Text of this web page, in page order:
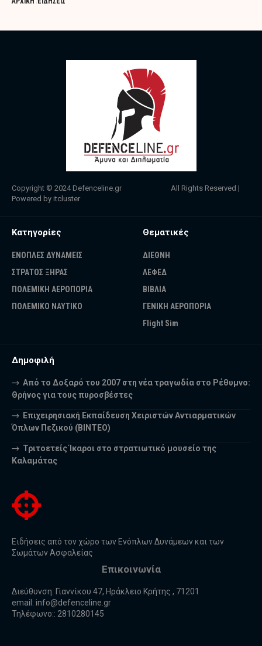
Copyright © 2024 Defenceline.gr All Rights Reserved |
Powered by itcluster
Κατηγορίες
ΕΝΟΠΛΕΣ ΔΥΝΑΜΕΙΣ
ΣΤΡΑΤΟΣ ΞΗΡΑΣ
ΠΟΛΕΜΙΚΗ ΑΕΡΟΠΟΡΙΑ
ΠΟΛΕΜΙΚΟ ΝΑΥΤΙΚΟ
Θεματικές
ΔΙΕΘΝΗ
ΛΕΦΕΔ
ΒΙΒΛΙΑ
ΓΕΝΙΚΗ ΑΕΡΟΠΟΡΙΑ
Flight Sim
Δημοφιλή
Από το Δοξαρό του 2007 στη νέα τραγωδία στο Ρέθυμνο:
Θρήνος για τους πυροσβέστες
Επιχειρησιακή Εκπαίδευση Χειριστών Αντιαρματικών
Όπλων Πεζικού (ΒΙΝΤΕΟ)
Τριτοετείς Ίκαροι στο στρατιωτικό μουσείο της
Καλαμάτας
Ειδήσεις από τον χώρο των Ενόπλων Δυνάμεων και των
Σωμάτων Ασφαλείας
Επικοινωνία
Διεύθυνση: Γιαννίκου 47, Ηράκλειο Κρήτης , 71201
email: info@defenceline.gr
Τηλέφωνο:: 2810280145